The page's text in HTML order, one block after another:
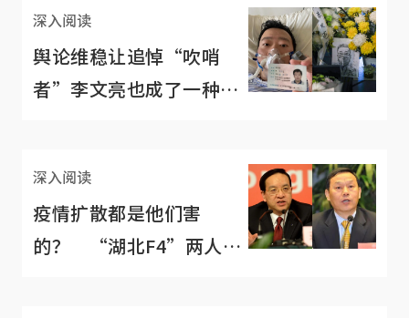
深入阅读
舆论维稳让追悼“吹哨
者”李文亮也成了一种禁
深入阅读
疫情扩散都是他们害
的？ “湖北F4”两人退